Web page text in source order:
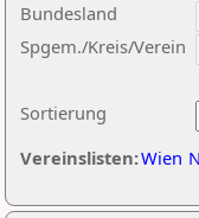
Sortierung
Bundesland
Spgem./Kreis/Verein
Vereinslisten:Wien